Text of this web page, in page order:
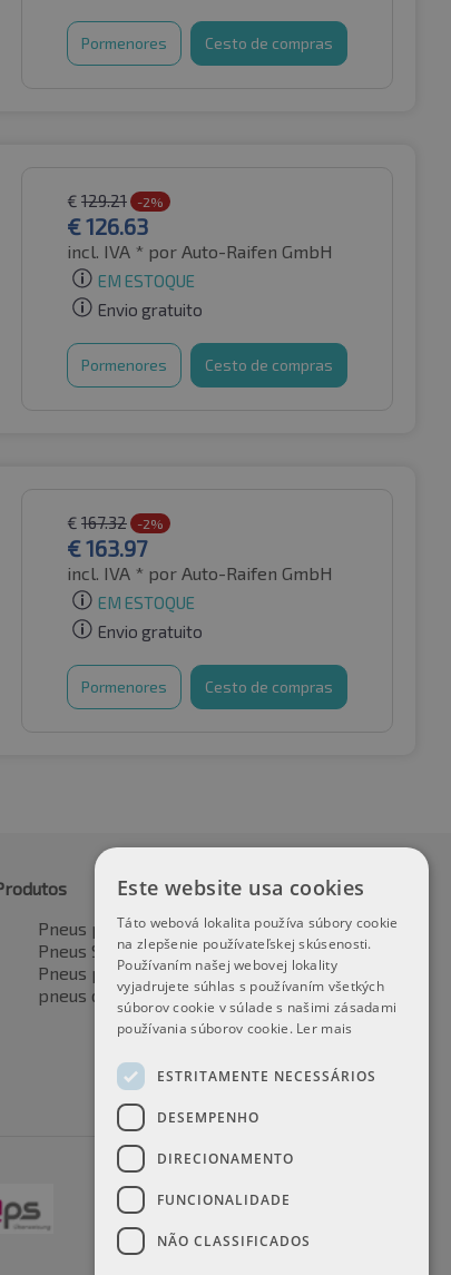
Pormenores Cesto de compras
€ 129.21 -2%
€126.63
incl. IVA * por Auto-Raifen GmbH
EM ESTOQUE
Envio gratuito
Pormenores Cesto de compras
€ 167.32 -2%
€163.97
incl. IVA * por Auto-Raifen GmbH
EM ESTOQUE
Envio gratuito
Pormenores Cesto de compras
Pneus para automóveis
Pneus SUV / 4x4
Pneus para veículos de transporte
pneus de motocicleta
Este website usa cookies
Táto webová lokalita používa súbory cookie
na zlepšenie používateľskej skúsenosti.
Používaním našej webovej lokality
vyjadrujete súhlas s používaním všetkých
súborov cookie v súlade s našimi zásadami
používania súborov cookie. Ler mais
ESTRITAMENTE NECESSÁRIOS
DESEMPENHO
DIRECIONAMENTO
FUNCIONALIDADE
NÃO CLASSIFICADOS